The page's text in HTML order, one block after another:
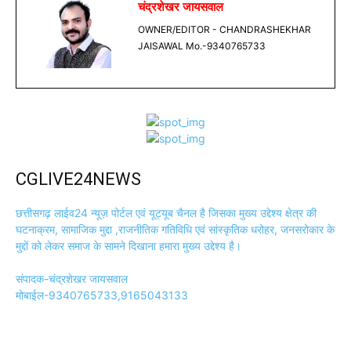
चंद्रशेखर जायसवाल
OWNER/EDITOR - CHANDRASHEKHAR
JAISAWAL Mo.-9340765733
CGLIVE24NEWS
छत्तीसगढ़ लाईव24 न्यूज़ पोर्टल एवं यूट्यूब चैनल है जिसका मुख्य उद्देश्य क्षेत्र की
घटनाक्रम, सामाजिक मुद्दा ,राजनीतिक गतिविधि एवं सांस्कृतिक धरोहर, जनसरोकार के
मुद्दों को लेकर समाज के सामने दिखाना हमारा मुख्य उद्देश्य है।
संपादक-चंद्रशेखर जायसवाल
मोबाईल-9340765733,9165043133